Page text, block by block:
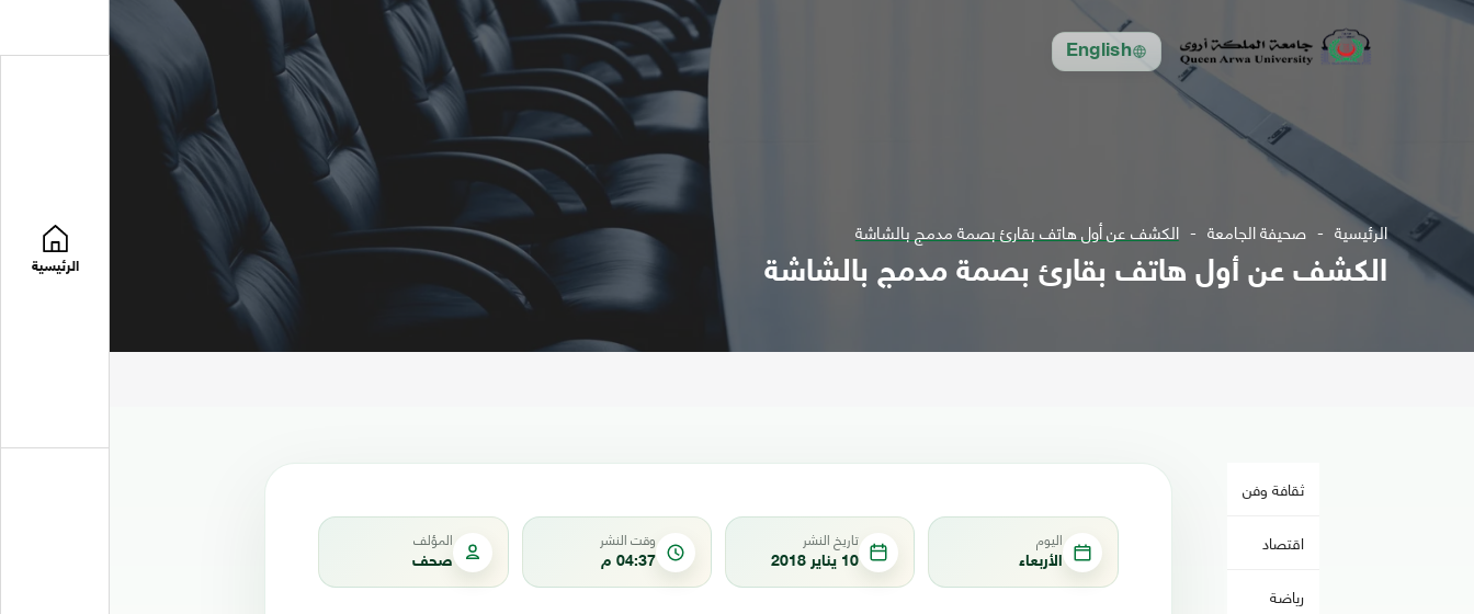
English
الرئيسية
الرئيسية صحيفة الجامعة الكشف عن أول هاتف بقارئ بصمة مدمج بالشاشة
الكشف عن أول هاتف بقارئ بصمة مدمج بالشاشة
ثقافة وفن
اقتصاد
رياضة
اليوم
الأربعاء
تاريخ النشر
10 يناير 2018
وقت النشر
04:37 م
المؤلف
صحف